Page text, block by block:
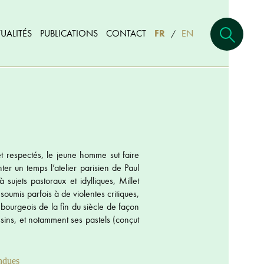
PUBLICATIONS CONTACT FR / EN
respectés, le jeune homme sut faire
un temps l’atelier parisien de Paul
pastoraux et idylliques, Millet
parfois à de violentes critiques,
de la fin du siècle de façon
et notamment ses pastels (conçut